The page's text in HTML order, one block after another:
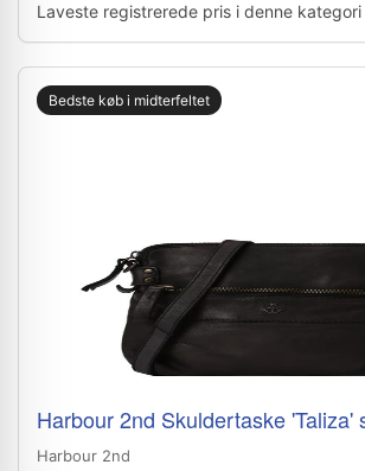
Laveste registrerede pris i denne kategori
Bedste køb i midterfeltet
Harbour 2nd Skuldertaske 'Taliza'
Harbour 2nd